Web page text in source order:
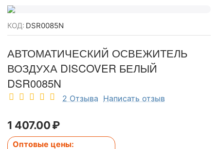
КОД: DSR0085N
АВТОМАТИЧЕСКИЙ ОСВЕЖИТЕЛЬ
ВОЗДУХА DISCOVER БЕЛЫЙ
DSR0085N
2 Отзыва Написать отзыв
1 407.00₽
Оптовые цены: